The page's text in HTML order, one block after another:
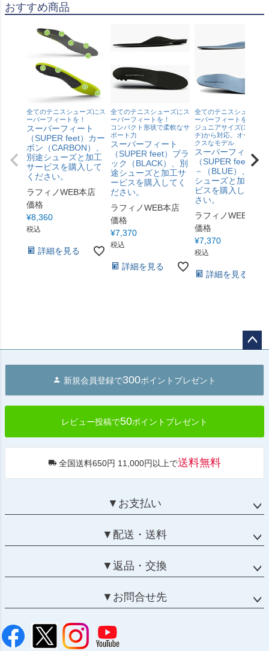
おすすめ商品
全てのテニスシューズにス
ーパーフィートを！
スーパーフィート
（SUPER feet）カー
ボン（CARBON）、
別途シューズと加工
サービスを購入して
ください。
ラフィノWEB本店
価格
¥8,360
税込
詳細を見る
全てのテニスシューズにス
ーパーフィートを！
コンパクト形状で柔軟なサ
ポート力
スーパーフィート
（SUPER feet）ブラ
ック（BLACK）、別
途シューズと加工サ
ービスを購入してく
ださい。
ラフィノWEB本店
価格
¥7,370
税込
詳細を見る
全てのテニスシューズに
ーパーフィートを！
ジュニアサイズ(17 セン
チ)から対応。オーソドッ
クスなモデル
スーパーフィート
（SUPER feet）ブ
－（BLUE）、別途
シューズと加工サ
ビスを購入してく
さい。
ラフィノWEB本店
価格
¥7,370
税込
詳細を見る
へ
新規会員登録で300ポイントプレゼント
レビュー投稿で50ポイントプレゼント
全国送料650円 11,000円以上で送料無料
▼お支払い
▼配送・送料
▼返品・交換
▼お問合せ先